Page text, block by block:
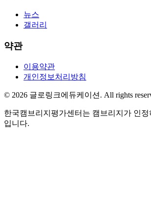
뉴스
갤러리
약관
이용약관
개인정보처리방침
© 2026 글로링크에듀케이션 . All rights
한국캠브리지평가센터는 캠브리지가 인정
입니다.